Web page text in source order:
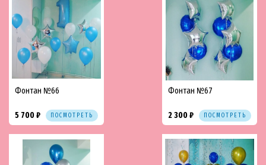
Фонтан №66
5 700 ₽ ПОСМОТРЕТЬ
Фонтан №67
2 300 ₽ ПОСМОТРЕТЬ